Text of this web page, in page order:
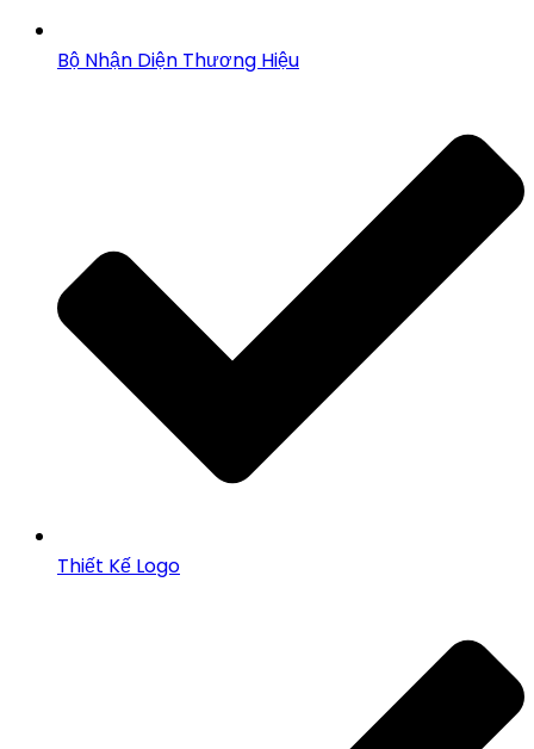
Bộ Nhận Diện Thương Hiệu
Thiết Kế Logo